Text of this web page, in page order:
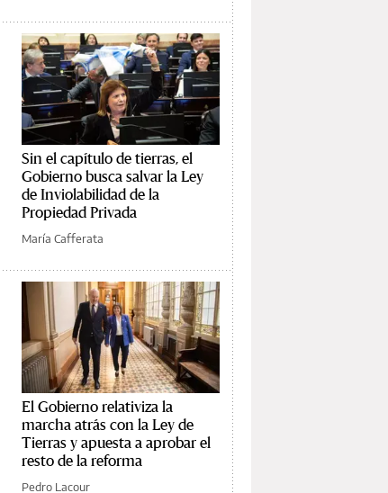
Sin el capítulo de tierras, el
Gobierno busca salvar la Ley
de Inviolabilidad de la
Propiedad Privada
María Cafferata
El Gobierno relativiza la
marcha atrás con la Ley de
Tierras y apuesta a aprobar el
resto de la reforma
Pedro Lacour